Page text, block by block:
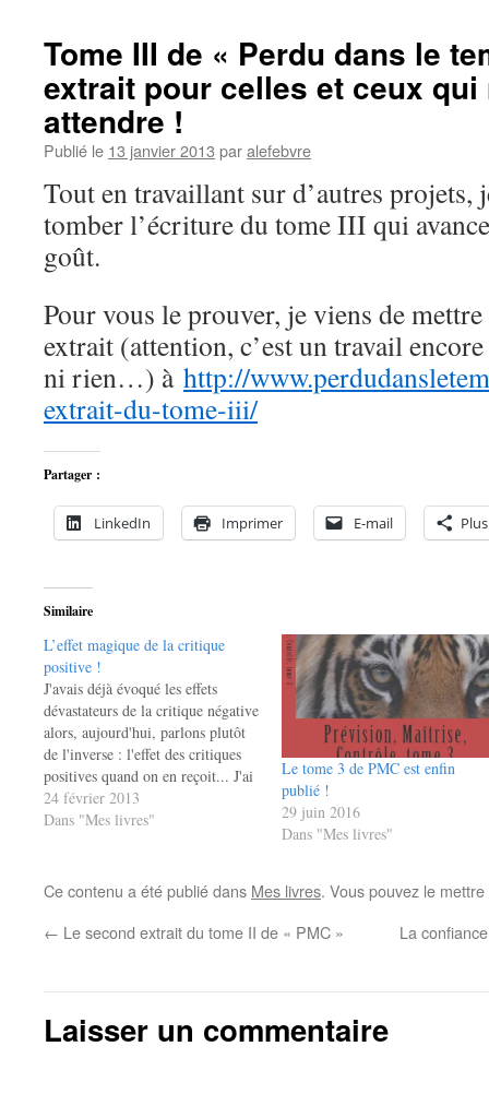
Tome III de « Perdu dans le
extrait pour celles et ceux qui
attendre !
Publié le 13 janvier 2013 paralefebvre
Tout en travaillant sur d’autres projets,
tomber l’écriture du tome III qui
goût.
Pour vous le prouver, je viens de
extrait (attention, c’est un travail
ni rien…) à http://
extrait-du-tome-iii/
Partager :
LinkedIn Imprimer E-mail Plus
Similaire
L’effet magique de la critique
positive !
J'avais déjà évoqué les effets
dévastateurs de la critique négative
alors, aujourd'hui, parlons plutôt
de l'inverse : l'effet des critiques
positives quand on en reçoit... J'ai
eu le grand plaisir, tout
dernièrement, de recevoir non pas
"Perdu dans…
24 février 2013
Dans "Mes livres"
Le tome 3 de PMC est enfin
publié !
29 juin 2016
Dans "Mes livres"
Ce contenu a été publié dans Mes livres. Vous pouvez le
← Le second extrait du tome II de « PMC » La
Laisser un commentaire